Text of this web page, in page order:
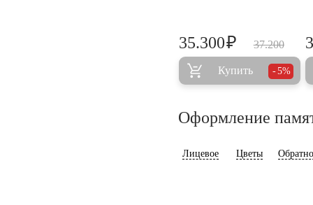
37.200
35.300₽
Купить 5%
Оформление
Лицевое Цветы